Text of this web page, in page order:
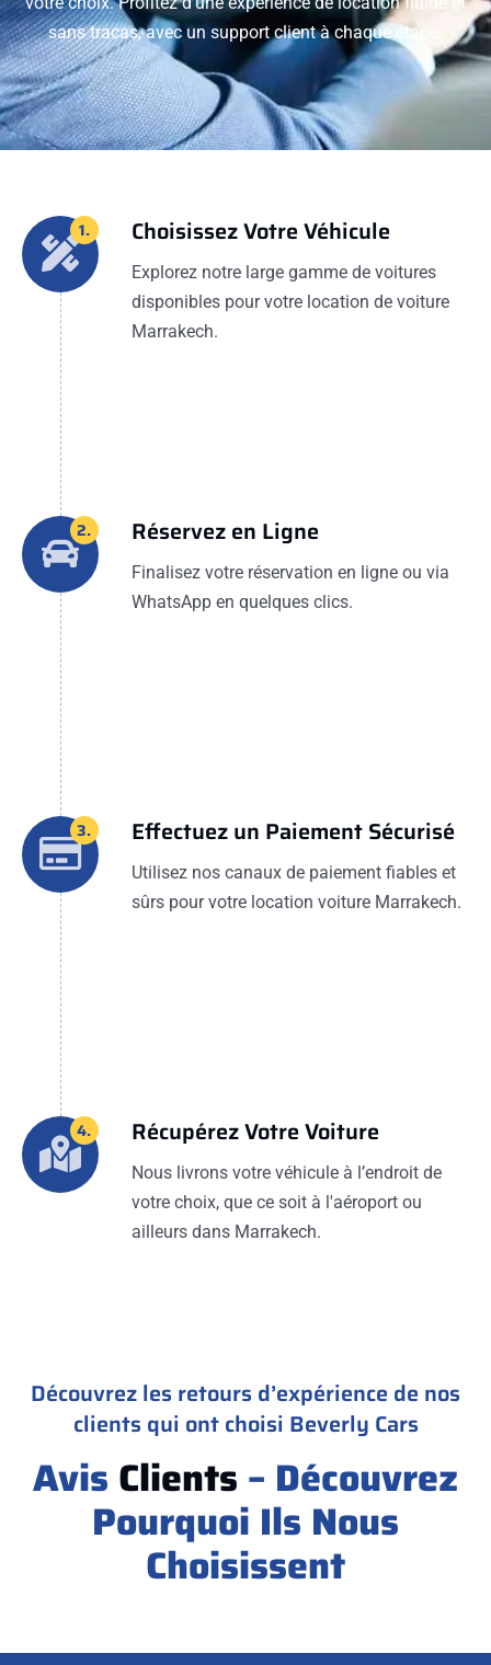
sans tracas, avec un support client à chaque étape.
1. Choisissez Votre Véhicule
Explorez notre large gamme de voitures
disponibles pour votre location de voiture
Marrakech.
2. Réservez en Ligne
Finalisez votre réservation en ligne ou via
WhatsApp en quelques clics.
3. Effectuez un Paiement Sécurisé
Utilisez nos canaux de paiement fiables et
sûrs pour votre location voiture Marrakech.
4. Récupérez Votre Voiture
Nous livrons votre véhicule à l’endroit de
votre choix, que ce soit à l'aéroport ou
ailleurs dans Marrakech.
Découvrez les retours d’expérience de nos
clients qui ont choisi Beverly Cars
Avis Clients – Découvrez
Pourquoi Ils Nous
Choisissent